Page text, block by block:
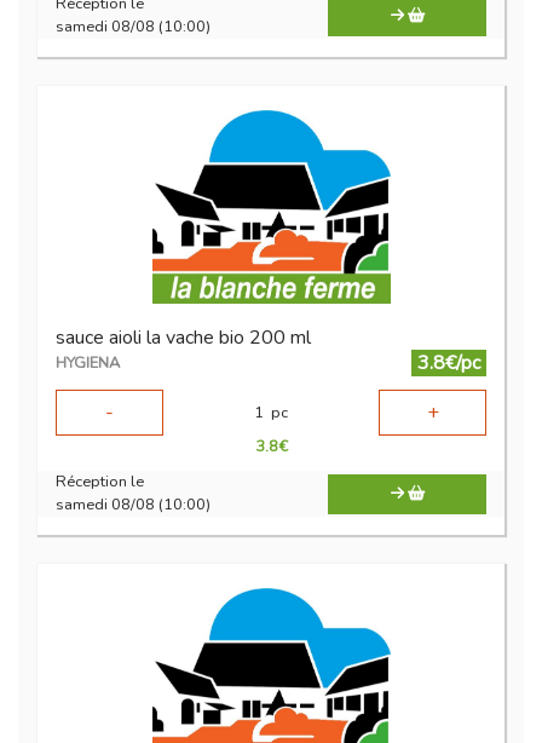
samedi 08/08 (10:00)
sauce aioli la vache bio 200 ml
HYGIENA
3.8€/pc
-
1 pc +
3.8€
Réception le
samedi 08/08 (10:00)